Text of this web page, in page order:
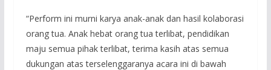
“Perform ini murni karya anak-anak dan hasil kolaborasi
orang tua. Anak hebat orang tua terlibat, pendidikan
maju semua pihak terlibat, terima kasih atas semua
dukungan atas terselenggaranya acara ini di bawah